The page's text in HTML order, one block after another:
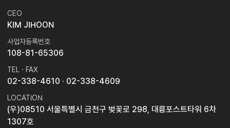
CEO
KIM JIHOON
사업자등록번호
108-81-65306
TEL · FAX
02-338-4610 · 02-338-4609
LOCATION
(우)08510 서울특별시 금천구 벚꽃로 298, 대륭포스트타워 6차
1307호